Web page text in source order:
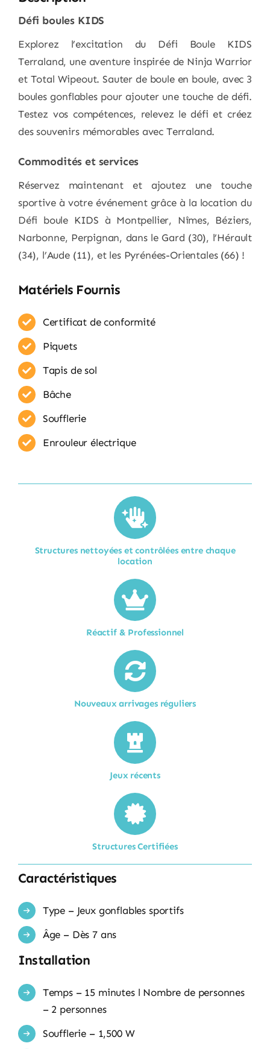
Défi boules KIDS
Explorez l’excitation du Défi Boule KIDS
Terraland, une aventure inspirée de Ninja Warrior
et Total Wipeout. Sauter de boule en boule, avec 3
boules gonflables pour ajouter une touche de défi.
Testez vos compétences, relevez le défi et créez
des souvenirs mémorables avec Terraland.
Commodités et services
Réservez maintenant et ajoutez une touche
sportive à votre événement grâce à la location du
Défi boule KIDS à Montpellier, Nîmes, Béziers,
Narbonne, Perpignan, dans le Gard (30), l’Hérault
(34), l’Aude (11), et les Pyrénées-Orientales (66) !
Matériels Fournis
Certificat de conformité
Piquets
Tapis de sol
Bâche
Soufflerie
Enrouleur​ électrique
Structures nettoyées et contrôlées entre chaque
location​
Réactif & Professionnel
Nouveaux arrivages réguliers
Jeux récents
Structures Certifiées
Caractéristiques
Type – Jeux gonflables sportifs
Âge – Dès 7 ans
Installation
Temps – 15 minutes l Nombre de personnes
– 2 personnes
Soufflerie – 1,500 W